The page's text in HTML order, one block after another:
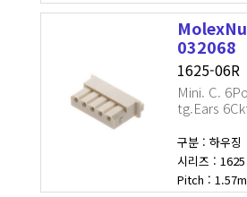
032068
1625-06R
Mini. C.
tg.Ears
구분 : 하우징
시리즈 : 1625
Pitch :